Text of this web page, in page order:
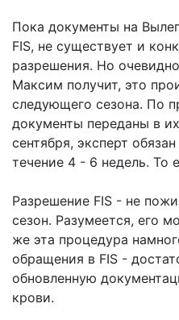
Пока документы на
FIS, не существует и
разрешения. Но
Максим получит, это
следующего сезона. По
документы переданы в
сентября, эксперт
течение 4 - 6 недель. То
Разрешение FIS - не
сезон. Разумеется, его
же эта процедура
обращения в FIS -
обновленную
крови.